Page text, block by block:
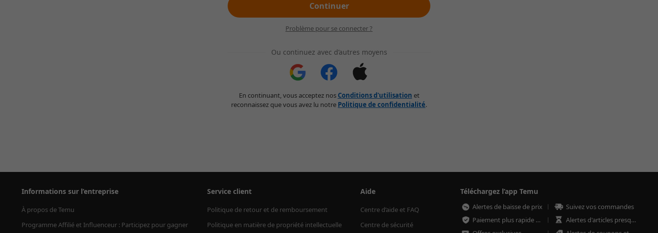
Continuer
Problème pour se connecter ?
Ou continuez avec d’autres moyens
En continuant, vous acceptez nos Conditions d'utilisation et
reconnaissez que vous avez lu notre Politique de confidentialité.
Informations sur l’entreprise
À propos de Temu
Programme Affilié et Influenceur : Participez pour gagner
Service client
Politique de retour et de remboursement
Politique en matière de propriété intellectuelle
Aide
Centre d’aide et FAQ
Centre de sécurité
Téléchargez l’app Temu
Alertes de baisse de prix
Suivez vos commandes
Paiement plus rapide et plus sécurisé
Alertes d'articles presque épuisés